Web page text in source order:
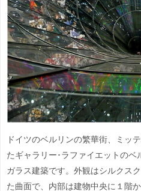
ドイツのベルリンの繁華街、ミッ
たギャラリー･ラファイエットの
ガラス建築です。外観はシルクス
た曲面で、内部は建物中央に１階